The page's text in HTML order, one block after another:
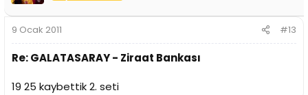
9 Ocak 2011 #13
Re: GALATASARAY - Ziraat Bankası
19 25 kaybettik 2. seti